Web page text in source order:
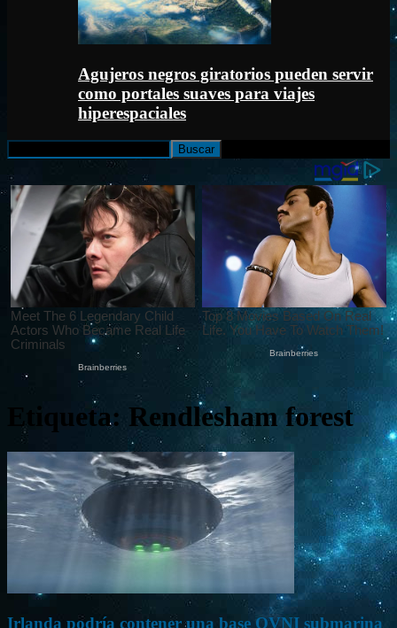
Agujeros negros giratorios pueden servir
como portales suaves para viajes
hiperespaciales
Etiqueta: Rendlesham forest
Irlanda podría contener una base OVNI submarina